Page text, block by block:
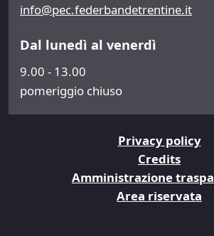
info@pec.federbandetrentine.it
Dal lunedì al venerdì
9.00 - 13.00
pomeriggio chiuso
Privacy policy
Credits
Amministrazione
Area riservata